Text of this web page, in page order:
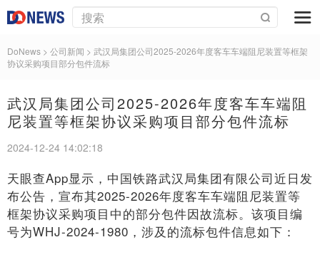
DoNews > 公司新闻 > 武汉局集团公司2025-2026年度客车车端阻尼装置等框架
协议采购项目部分包件流标
武汉局集团公司2025-2026年度客车车端阻
尼装置等框架协议采购项目部分包件流标
2024-12-24 14:02:18
天眼查App显示，中国铁路武汉局集团有限公司近日发
布公告，宣布其2025-2026年度客车车端阻尼装置等
框架协议采购项目中的部分包件因故流标。该项目编
号为WHJ-2024-1980，涉及的流标包件信息如下：